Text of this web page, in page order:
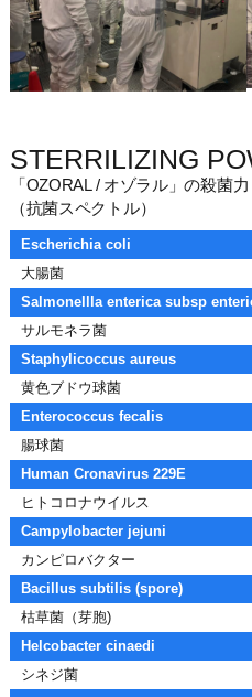
STERRILIZING
「OZORAL / オゾラル」の殺菌力
（抗菌スペクトル）
Escherichia coli
大腸菌
Salmonellla enterica subsp
サルモネラ菌
Staphylicoccus aureus
黄色ブドウ球菌
Enterococcus fecalis
腸球菌
Human Cronavirus 229E
ヒトコロナウイルス
Campylobacter jejuni
カンピロバクター
Bacillus subtilis (spore)
枯草菌（芽胞)
Helcobacter cinaedi
シネジ菌